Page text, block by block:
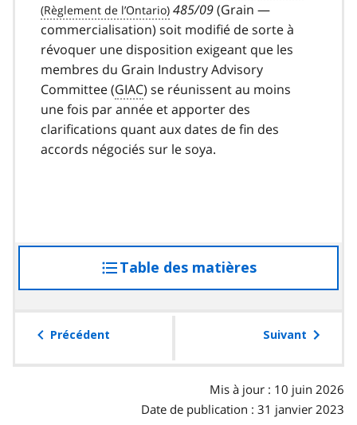
485/09(Grain —
commercialisation) soit modifié de sorte à
révoquer une disposition exigeant que les
membres du Grain Industry Advisory
Committee (GIAC) se réunissent au moins
une fois par année et apporter des
clarifications quant aux dates de fin des
accords négociés sur le soya.
Table des matières
à
table
Précédent Suivant
Mis à jour : 10 juin 2026
Date de publication : 31 janvier 2023